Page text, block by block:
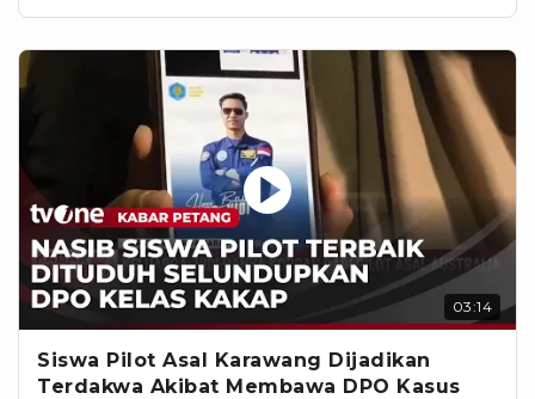
03:14
Siswa Pilot Asal Karawang Dijadikan
Terdakwa Akibat Membawa DPO Kasus